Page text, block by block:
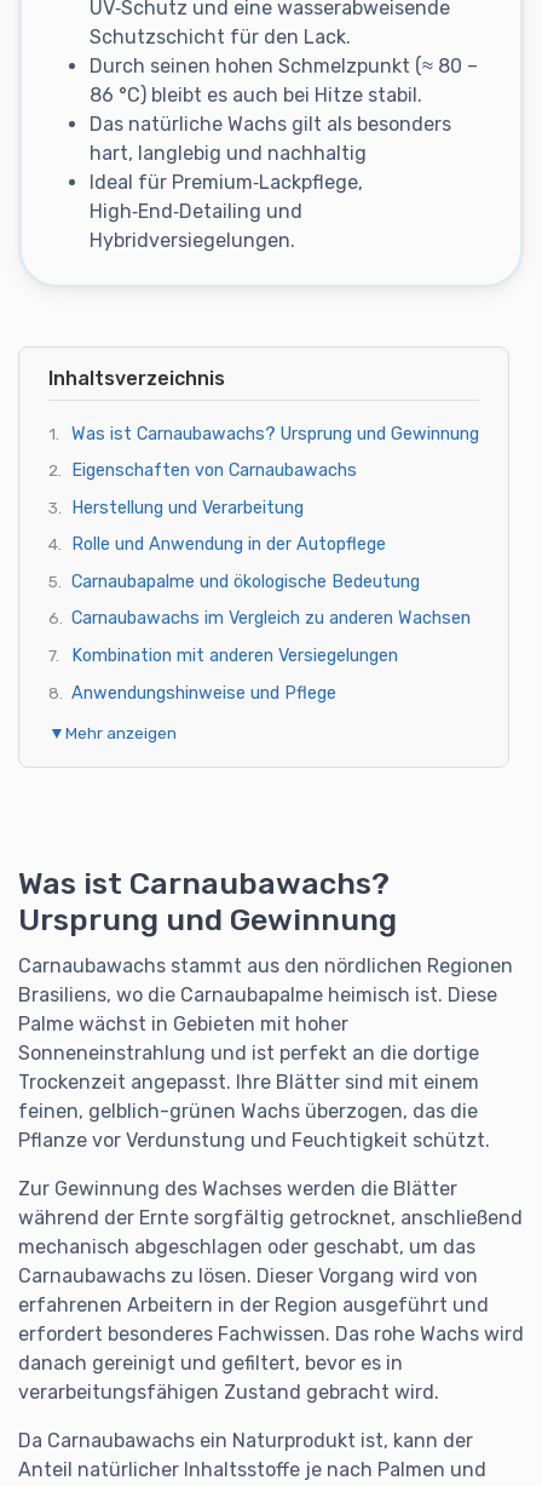
UV‑Schutz und eine wasserabweisende
Schutzschicht für den Lack.
Durch seinen hohen Schmelzpunkt (≈ 80 –
86 °C) bleibt es auch bei Hitze stabil.
Das natürliche Wachs gilt als besonders
hart, langlebig und nachhaltig
Ideal für Premium‑Lackpflege,
High‑End‑Detailing und
Hybridversiegelungen.
Inhaltsverzeichnis
Was ist Carnaubawachs? Ursprung und Gewinnung
Eigenschaften von Carnaubawachs
Herstellung und Verarbeitung
Rolle und Anwendung in der Autopflege
Carnaubapalme und ökologische Bedeutung
Carnaubawachs im Vergleich zu anderen Wachsen
Kombination mit anderen Versiegelungen
Anwendungshinweise und Pflege
Glanzvolle Ergebnisse für Lack und Oberfläche
Häufige Fragen zu Carnaubawachs
▼Mehr anzeigen
Was ist Carnaubawachs?
Ursprung und Gewinnung
Carnaubawachs stammt aus den nördlichen Regionen
Brasiliens, wo die Carnaubapalme heimisch ist. Diese
Palme wächst in Gebieten mit hoher
Sonneneinstrahlung und ist perfekt an die dortige
Trockenzeit angepasst. Ihre Blätter sind mit einem
feinen, gelblich-grünen Wachs überzogen, das die
Pflanze vor Verdunstung und Feuchtigkeit schützt.
Zur Gewinnung des Wachses werden die Blätter
während der Ernte sorgfältig getrocknet, anschließend
mechanisch abgeschlagen oder geschabt, um das
Carnaubawachs zu lösen. Dieser Vorgang wird von
erfahrenen Arbeitern in der Region ausgeführt und
erfordert besonderes Fachwissen. Das rohe Wachs wird
danach gereinigt und gefiltert, bevor es in
verarbeitungsfähigen Zustand gebracht wird.
Da Carnaubawachs ein Naturprodukt ist, kann der
Anteil natürlicher Inhaltsstoffe je nach Palmen und